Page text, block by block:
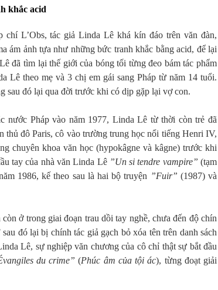
khắc acid
chí L’Obs, tác giả Linda Lê khá kín đáo trên văn đàn,
ám ảnh tựa như những bức tranh khắc bằng acid, để lại
đã tìm lại thế giới của bóng tối từng đeo bám tác phẩm
Lê theo mẹ và 3 chị em gái sang Pháp từ năm 14 tuổi.
sau đó lại qua đời trước khi có dịp gặp lại vợ con.
nước Pháp vào năm 1977, Linda Lê từ thời còn trẻ đã
thủ đô Paris, cô vào trường trung học nổi tiếng Henri IV,
chuyên khoa văn học (hypokâgne và kâgne) trước khi
tay của nhà văn Linda Lê ”Un si tendre vampire”(tạm
1986, kế theo sau là hai bộ truyện ”Fuir” (1987) và
ở trong giai đoạn trau dồi tay nghề, chưa đến độ chín
đó lại bị chính tác giả gạch bỏ xóa tên trên danh sách
Lê, sự nghiệp văn chương của cô chỉ thật sự bắt đầu
du crime” (Phúc âm của tội ác), từng đoạt giải